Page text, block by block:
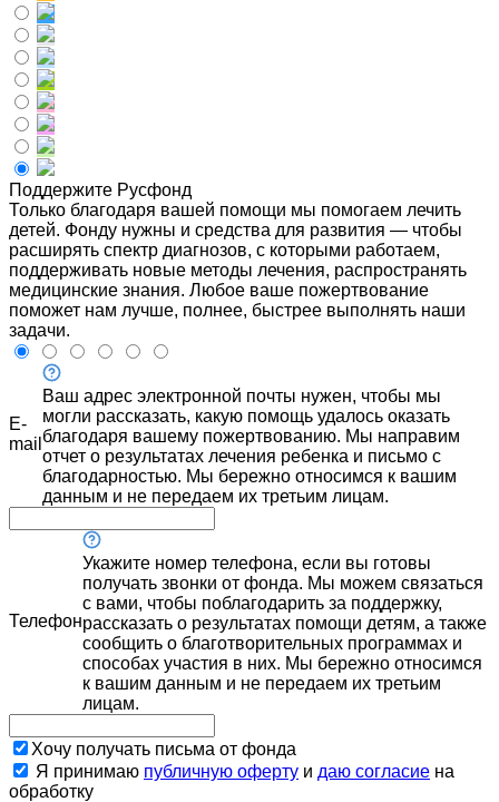
Поддержите Русфонд
Только благодаря вашей помощи мы помогаем лечить
детей. Фонду нужны и средства для развития — чтобы
расширять спектр диагнозов, с которыми работаем,
поддерживать новые методы лечения, распространять
медицинские знания. Любое ваше пожертвование
поможет нам лучше, полнее, быстрее выполнять наши
задачи.
E-
mail
Ваш адрес электронной почты нужен, чтобы мы
могли рассказать, какую помощь удалось оказать
благодаря вашему пожертвованию. Мы направим
отчет о результатах лечения ребенка и письмо с
благодарностью. Мы бережно относимся к вашим
данным и не передаем их третьим лицам.
Телефон
Укажите номер телефона, если вы готовы
получать звонки от фонда. Мы можем связаться
с вами, чтобы поблагодарить за поддержку,
рассказать о результатах помощи детям, а также
сообщить о благотворительных программах и
способах участия в них. Мы бережно относимся
к вашим данным и не передаем их третьим
лицам.
Хочу получать письма от фонда
Я принимаю публичную оферту и даю согласие на
обработку